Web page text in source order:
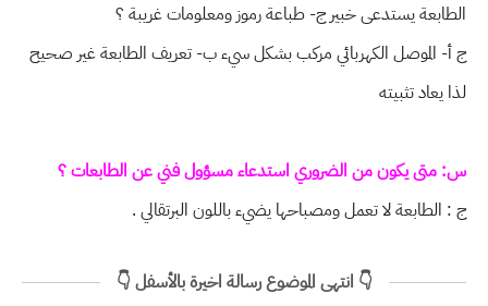
الطابعة يستدعى خبير ج- طباعة رموز ومعلومات غريبة ؟
ج أ- الموصل الكهربائي مركب بشكل سيء ب- تعريف الطابعة غير صحيح
لذا يعاد تثبيته
س: متى يكون من الضروري استدعاء مسؤول فني عن الطابعات ؟
ج : الطابعة لا تعمل ومصباحها يضيء باللون البرتقالي .
👇 انتهى الموضوع رسالة اخيرة بالأسفل 👇